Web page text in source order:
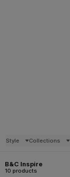
Style Collections
B&C Inspire
10 products